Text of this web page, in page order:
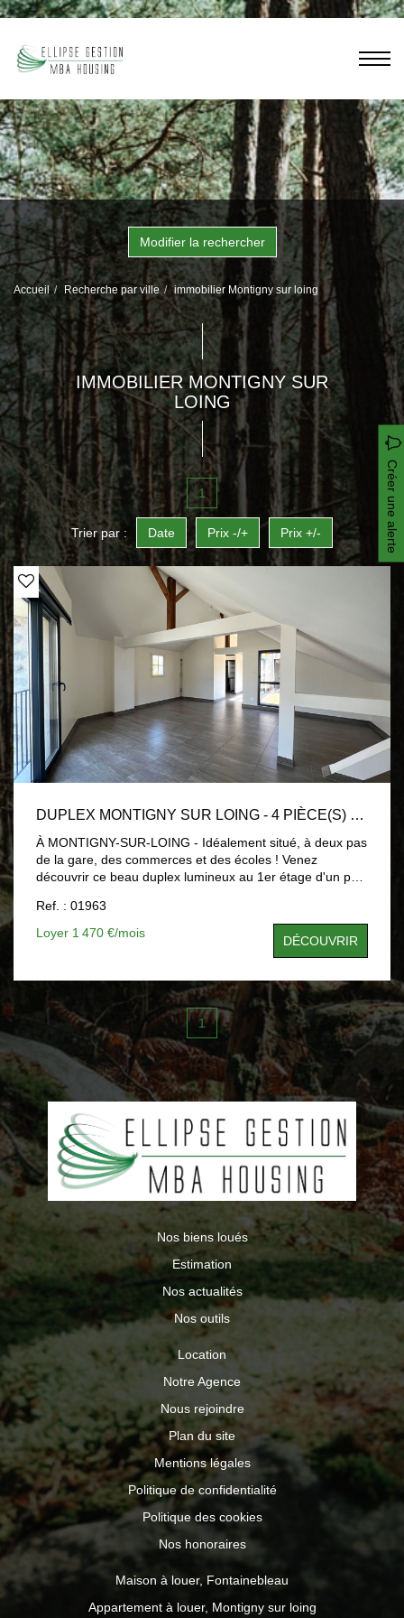
Modifier la rechercher
Accueil Recherche par ville immobilier Montigny sur loing
IMMOBILIER MONTIGNY SUR
LOING
Créer une alerte
1
Trier par : Date Prix -/+ Prix +/-
DUPLEX MONTIGNY SUR LOING - 4 PIÈCE(S) - 91.71 M2
À MONTIGNY-SUR-LOING - Idéalement situé, à deux pas
de la gare, des commerces et des écoles ! Venez
découvrir ce beau duplex lumineux au 1er étage d'un petit
consommation énergétique. Il se compose de : 1er niveau
: entrée, une chambre avec salle d'eau /wc privative À
l'étage : un couloir desservant une belle pièce à vivre
avec cuisine ouverte, deux chambres avec salle
d'eau/WC, une buanderie et un WC séparé Atouts
supplémentaires : une terrasse et une cave. Charges
incluses : chauffage, eau froide et eau chaude
Emplacement pratique et cadre de vie agréable - parfait
pour une famille, un couple, une colocation, ou profession
libérale.
Ref. : 01963
Loyer 1 470 €/mois
DÉCOUVRIR
1
Nos biens loués
Estimation
Nos actualités
Nos outils
Location
Notre Agence
Nous rejoindre
Plan du site
Mentions légales
Politique de confidentialité
Politique des cookies
Nos honoraires
Maison à louer, Fontainebleau
Appartement à louer, Montigny sur loing